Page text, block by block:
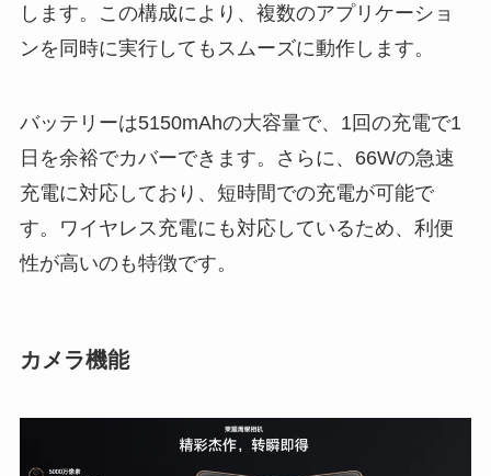
します。この構成により、複数のアプリケーショ
ンを同時に実行してもスムーズに動作します。
バッテリーは5150mAhの大容量で、1回の充電で1
日を余裕でカバーできます。さらに、66Wの急速
充電に対応しており、短時間での充電が可能で
す。ワイヤレス充電にも対応しているため、利便
性が高いのも特徴です。
カメラ機能